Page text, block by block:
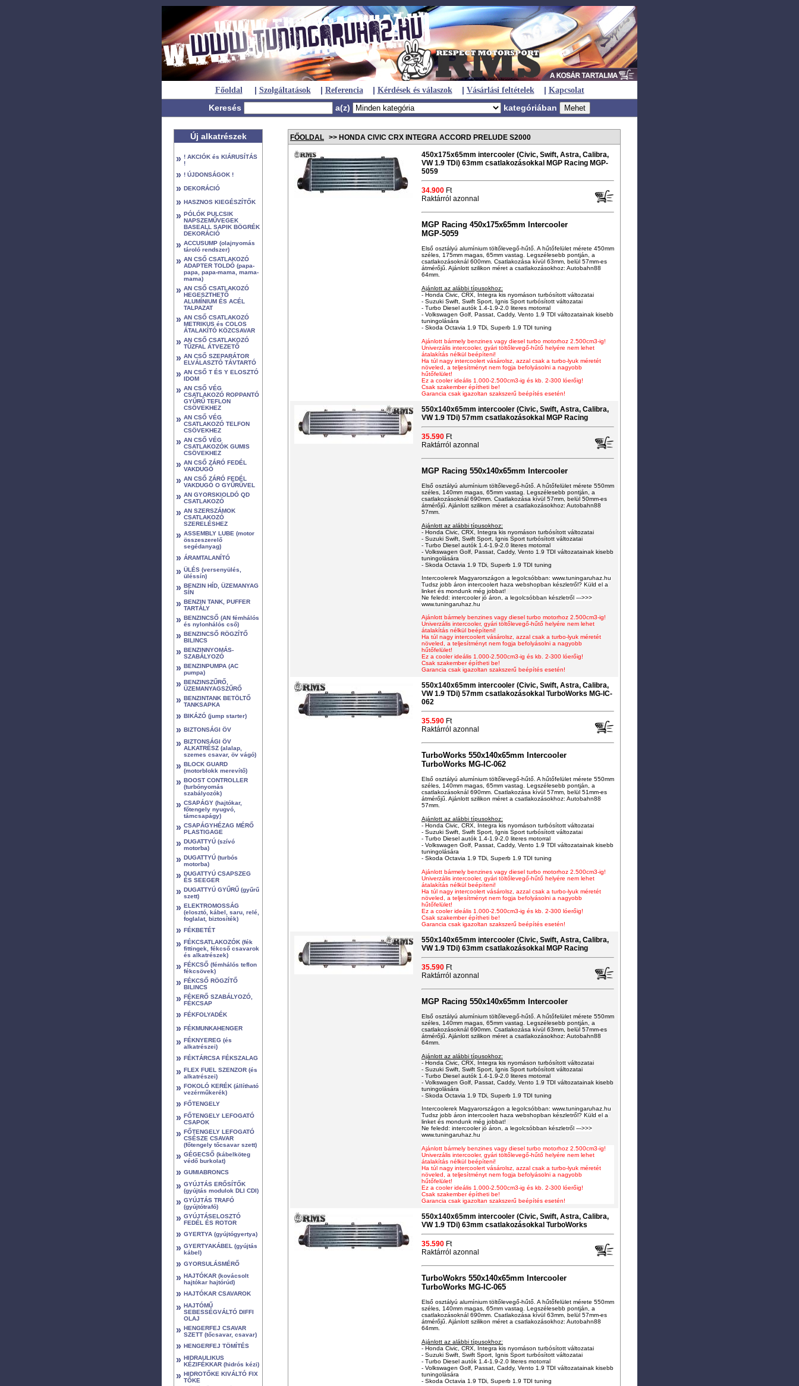
Főoldal | Szolgáltatások | Referencia | Kérdések és válaszok | Vásárlási feltételek | Kapcsolat
Keresés a(z) kategóriában
Új alkatrészek
» ! AKCIÓK és KIÁRUSÍTÁS
!
» ! ÚJDONSÁGOK !
» DEKORÁCIÓ
» HASZNOS KIEGÉSZÍTŐK
» PÓLÓK PULCSIK
NAPSZEMŰVEGEK
BASEALL SAPIK BÖGRÉK
DEKORÁCIÓ
» ACCUSUMP (olajnyomás
tároló rendszer)
» AN CSŐ CSATLAKOZÓ
ADAPTER TOLDÓ (papa-
papa, papa-mama, mama-
mama)
» AN CSŐ CSATLAKOZÓ
HEGESZTHETŐ
ALUMÍNIUM ÉS ACÉL
TALPAZAT
» AN CSŐ CSATLAKOZÓ
METRIKUS és COLOS
ÁTALAKÍTÓ KÖZCSAVAR
» AN CSŐ CSATLAKOZÓ
TŰZFAL ÁTVEZETŐ
» AN CSŐ SZEPARÁTOR
ELVÁLASZTÓ TÁVTARTÓ
» AN CSŐ T ÉS Y ELOSZTÓ
IDOM
» AN CSŐ VÉG
CSATLAKOZÓ ROPPANTÓ
GYŰRŰ TEFLON
CSÖVEKHEZ
» AN CSŐ VÉG
CSATLAKOZÓ TELFON
CSÖVEKHEZ
» AN CSŐ VÉG
CSATLAKOZÓK GUMIS
CSÖVEKHEZ
» AN CSŐ ZÁRÓ FEDÉL
VAKDUGÓ
» AN CSŐ ZÁRÓ FEDÉL
VAKDUGÓ O GYŰRŰVEL
» AN GYORSKIOLDÓ QD
CSATLAKOZÓ
» AN SZERSZÁMOK
CSATLAKOZÓ
SZERELÉSHEZ
» ASSEMBLY LUBE (motor
összeszerelő
segédanyag)
» ÁRAMTALANÍTÓ
» ÜLÉS (versenyülés,
üléssín)
» BENZIN HÍD, ÜZEMANYAG
SÍN
» BENZIN TANK, PUFFER
TARTÁLY
» BENZINCSŐ (AN fémhálós
és nylonhálós cső)
» BENZINCSŐ RÖGZÍTŐ
BILINCS
» BENZINNYOMÁS-
SZABÁLYOZÓ
» BENZINPUMPA (AC
pumpa)
» BENZINSZŰRŐ,
ÜZEMANYAGSZŰRŐ
» BENZINTANK BETÖLTŐ
TANKSAPKA
» BIKÁZÓ (jump starter)
» BIZTONSÁGI ÖV
» BIZTONSÁGI ÖV
ALKATRÉSZ (alalap,
szemes csavar, öv vágó)
» BLOCK GUARD
(motorblokk merevítő)
» BOOST CONTROLLER
(turbónyomás
szabályozók)
» CSAPÁGY (hajtókar,
főtengely nyugvó,
támcsapágy)
» CSAPÁGYHÉZAG MÉRŐ
PLASTIGAGE
» DUGATTYÚ (szívó
motorba)
» DUGATTYÚ (turbós
motorba)
» DUGATTYÚ CSAPSZEG
ÉS SEEGER
» DUGATTYÚ GYŰRŰ (gyűrű
szett)
» ELEKTROMOSSÁG
(elosztó, kábel, saru, relé,
foglalat, biztosíték)
» FÉKBETÉT
» FÉKCSATLAKOZÓK (fék
fittingek, fékcső csavarok
és alkatrészek)
» FÉKCSŐ (fémhálós teflon
fékcsövek)
» FÉKCSŐ RÖGZÍTŐ
BILINCS
» FÉKERŐ SZABÁLYOZÓ,
FÉKCSAP
» FÉKFOLYADÉK
» FÉKMUNKAHENGER
» FÉKNYEREG (és
alkatrészei)
» FÉKTÁRCSA FÉKSZALAG
» FLEX FUEL SZENZOR (és
alkatrészei)
» FOKOLÓ KERÉK (állítható
vezérműkerék)
» FŐTENGELY
» FŐTENGELY LEFOGATÓ
CSAPOK
» FŐTENGELY LEFOGATÓ
CSÉSZE CSAVAR
(főtengely tőcsavar szett)
» GÉGECSŐ (kábelköteg
védő burkolat)
» GUMIABRONCS
» GYÚJTÁS ERŐSÍTŐK
(gyújtás modulok DLI CDI)
» GYÚJTÁS TRAFÓ
(gyújtótrafó)
» GYÚJTÁSELOSZTÓ
FEDÉL ÉS ROTOR
» GYERTYA (gyújtógyertya)
» GYERTYAKÁBEL (gyújtás
kábel)
» GYORSULÁSMÉRŐ
» HAJTÓKAR (kovácsolt
hajtókar hajtórúd)
» HAJTÓKAR CSAVAROK
» HAJTÓMŰ
SEBESSÉGVÁLTÓ DIFFI
OLAJ
» HENGERFEJ CSAVAR
SZETT (tőcsavar, csavar)
» HENGERFEJ TÖMÍTÉS
» HIDRAULIKUS
KÉZIFÉKKAR (hidrós kézi)
» HIDROTŐKE KIVÁLTÓ FIX
TŐKE
FŐOLDAL >> HONDA CIVIC CRX INTEGRA ACCORD PRELUDE S2000
450x175x65mm intercooler (Civic, Swift, Astra, Calibra,
VW 1.9 TDi) 63mm csatlakozásokkal MGP Racing MGP-
5059
34.900 Ft
Raktárról azonnal
MGP Racing 450x175x65mm Intercooler
MGP-5059
Első osztályú alumínium töltőlevegő-hűtő. A hűtőfelület mérete 450mm
széles, 175mm magas, 65mm vastag. Legszélesebb pontján, a
csatlakozásoknál 600mm. Csatlakozása kívül 63mm, belül 57mm-es
átmérőjű. Ajánlott szilikon méret a csatlakozásokhoz: Autobahn88
64mm.
Ajánlott az alábbi típusokhoz:
- Honda Civic, CRX, Integra kis nyomáson turbósított változatai
- Suzuki Swift, Swift Sport, Ignis Sport turbósított változatai
- Turbo Diesel autók 1.4-1.9-2.0 literes motorral
- Volkswagen Golf, Passat, Caddy, Vento 1.9 TDI változatainak kisebb
tuningolására
- Skoda Octavia 1.9 TDi, Superb 1.9 TDI tuning
Ajánlott bármely benzines vagy diesel turbo motorhoz 2.500cm3-ig!
Univerzális intercooler, gyári töltőlevegő-hűtő helyére nem lehet
átalakítás nélkül beépíteni!
Ha túl nagy intercoolert vásárolsz, azzal csak a turbo-lyuk méretét
növeled, a teljesítményt nem fogja befolyásolni a nagyobb
hűtőfelület!
Ez a cooler ideális 1.000-2.500cm3-ig és kb. 2-300 lóerőig!
Csak szakember építheti be!
Garancia csak igazoltan szakszerű beépítés esetén!
550x140x65mm intercooler (Civic, Swift, Astra, Calibra,
VW 1.9 TDi) 57mm csatlakozásokkal MGP Racing
35.590 Ft
Raktárról azonnal
MGP Racing 550x140x65mm Intercooler
Első osztályú alumínium töltőlevegő-hűtő. A hűtőfelület mérete 550mm
széles, 140mm magas, 65mm vastag. Legszélesebb pontján, a
csatlakozásoknál 690mm. Csatlakozása kívül 57mm, belül 50mm-es
átmérőjű. Ajánlott szilikon méret a csatlakozásokhoz: Autobahn88
57mm.
Ajánlott az alábbi típusokhoz:
- Honda Civic, CRX, Integra kis nyomáson turbósított változatai
- Suzuki Swift, Swift Sport, Ignis Sport turbósított változatai
- Turbo Diesel autók 1.4-1.9-2.0 literes motorral
- Volkswagen Golf, Passat, Caddy, Vento 1.9 TDI változatainak kisebb
tuningolására
- Skoda Octavia 1.9 TDi, Superb 1.9 TDI tuning
Intercoolerek Magyarországon a legolcsóbban: www.tuningaruhaz.hu
Tudsz jobb áron intercoolert haza webshopban készletről? Küld el a
linket és mondunk még jobbat!
Ne feledd: intercooler jó áron, a legolcsóbban készletről --->>>
www.tuningaruhaz.hu
Ajánlott bármely benzines vagy diesel turbo motorhoz 2.500cm3-ig!
Univerzális intercooler, gyári töltőlevegő-hűtő helyére nem lehet
átalakítás nélkül beépíteni!
Ha túl nagy intercoolert vásárolsz, azzal csak a turbo-lyuk méretét
növeled, a teljesítményt nem fogja befolyásolni a nagyobb
hűtőfelület!
Ez a cooler ideális 1.000-2.500cm3-ig és kb. 2-300 lóerőig!
Csak szakember építheti be!
Garancia csak igazoltan szakszerű beépítés esetén!
550x140x65mm intercooler (Civic, Swift, Astra, Calibra,
VW 1.9 TDi) 57mm csatlakozásokkal TurboWorks MG-IC-
062
35.590 Ft
Raktárról azonnal
TurboWorks 550x140x65mm Intercooler
TurboWorks MG-IC-062
Első osztályú alumínium töltőlevegő-hűtő. A hűtőfelület mérete 550mm
széles, 140mm magas, 65mm vastag. Legszélesebb pontján, a
csatlakozásoknál 690mm. Csatlakozása kívül 57mm, belül 51mm-es
átmérőjű. Ajánlott szilikon méret a csatlakozásokhoz: Autobahn88
57mm.
Ajánlott az alábbi típusokhoz:
- Honda Civic, CRX, Integra kis nyomáson turbósított változatai
- Suzuki Swift, Swift Sport, Ignis Sport turbósított változatai
- Turbo Diesel autók 1.4-1.9-2.0 literes motorral
- Volkswagen Golf, Passat, Caddy, Vento 1.9 TDI változatainak kisebb
tuningolására
- Skoda Octavia 1.9 TDi, Superb 1.9 TDI tuning
Ajánlott bármely benzines vagy diesel turbo motorhoz 2.500cm3-ig!
Univerzális intercooler, gyári töltőlevegő-hűtő helyére nem lehet
átalakítás nélkül beépíteni!
Ha túl nagy intercoolert vásárolsz, azzal csak a turbo-lyuk méretét
növeled, a teljesítményt nem fogja befolyásolni a nagyobb
hűtőfelület!
Ez a cooler ideális 1.000-2.500cm3-ig és kb. 2-300 lóerőig!
Csak szakember építheti be!
Garancia csak igazoltan szakszerű beépítés esetén!
550x140x65mm intercooler (Civic, Swift, Astra, Calibra,
VW 1.9 TDi) 63mm csatlakozásokkal MGP Racing
35.590 Ft
Raktárról azonnal
MGP Racing 550x140x65mm Intercooler
Első osztályú alumínium töltőlevegő-hűtő. A hűtőfelület mérete 550mm
széles, 140mm magas, 65mm vastag. Legszélesebb pontján, a
csatlakozásoknál 690mm. Csatlakozása kívül 63mm, belül 57mm-es
átmérőjű. Ajánlott szilikon méret a csatlakozásokhoz: Autobahn88
64mm.
Ajánlott az alábbi típusokhoz:
- Honda Civic, CRX, Integra kis nyomáson turbósított változatai
- Suzuki Swift, Swift Sport, Ignis Sport turbósított változatai
- Turbo Diesel autók 1.4-1.9-2.0 literes motorral
- Volkswagen Golf, Passat, Caddy, Vento 1.9 TDI változatainak kisebb
tuningolására
- Skoda Octavia 1.9 TDi, Superb 1.9 TDI tuning
Intercoolerek Magyarországon a legolcsóbban: www.tuningaruhaz.hu
Tudsz jobb áron intercoolert haza webshopban készletről? Küld el a
linket és mondunk még jobbat!
Ne feledd: intercooler jó áron, a legolcsóbban készletről --->>>
www.tuningaruhaz.hu
Ajánlott bármely benzines vagy diesel turbo motorhoz 2.500cm3-ig!
Univerzális intercooler, gyári töltőlevegő-hűtő helyére nem lehet
átalakítás nélkül beépíteni!
Ha túl nagy intercoolert vásárolsz, azzal csak a turbo-lyuk méretét
növeled, a teljesítményt nem fogja befolyásolni a nagyobb
hűtőfelület!
Ez a cooler ideális 1.000-2.500cm3-ig és kb. 2-300 lóerőig!
Csak szakember építheti be!
Garancia csak igazoltan szakszerű beépítés esetén!
550x140x65mm intercooler (Civic, Swift, Astra, Calibra,
VW 1.9 TDi) 63mm csatlakozásokkal TurboWorks
35.590 Ft
Raktárról azonnal
TurboWokrs 550x140x65mm Intercooler
TurboWorks MG-IC-065
Első osztályú alumínium töltőlevegő-hűtő. A hűtőfelület mérete 550mm
széles, 140mm magas, 65mm vastag. Legszélesebb pontján, a
csatlakozásoknál 690mm. Csatlakozása kívül 63mm, belül 57mm-es
átmérőjű. Ajánlott szilikon méret a csatlakozásokhoz: Autobahn88
64mm.
Ajánlott az alábbi típusokhoz:
- Honda Civic, CRX, Integra kis nyomáson turbósított változatai
- Suzuki Swift, Swift Sport, Ignis Sport turbósított változatai
- Turbo Diesel autók 1.4-1.9-2.0 literes motorral
- Volkswagen Golf, Passat, Caddy, Vento 1.9 TDI változatainak kisebb
tuningolására
- Skoda Octavia 1.9 TDi, Superb 1.9 TDI tuning